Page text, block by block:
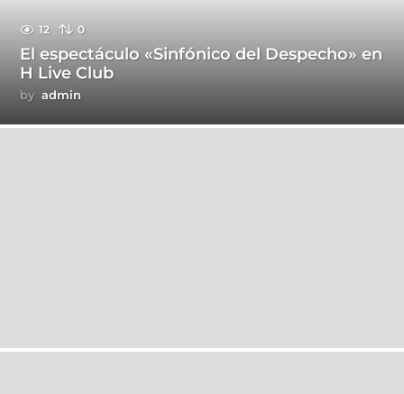
12 0
El espectáculo «Sinfónico del Despecho» en
H Live Club
by admin